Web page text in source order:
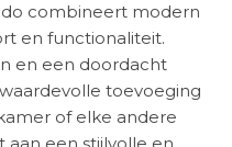
combineert modern
en functionaliteit.
en een doordacht
toevoeging
of elke andere